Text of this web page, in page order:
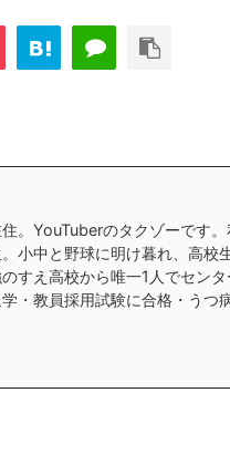
。YouTuberのタクゾーです
。小中と野球に明け暮れ、高校
すえ高校から唯一1人でセン
・教員採用試験に合格・うつ